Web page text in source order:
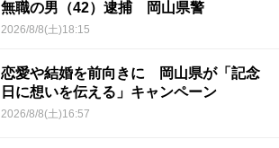
無職の男（42）逮捕 岡山県警
2026/8/8(土)18:15
恋愛や結婚を前向きに 岡山県が「記念
日に想いを伝える」キャンペーン
2026/8/8(土)16:57